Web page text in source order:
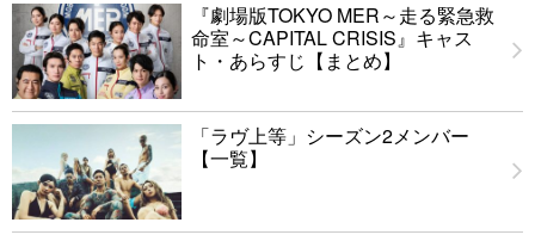
『劇場版TOKYO MER～走る緊急救
命室～CAPITAL CRISIS』キャス
ト・あらすじ【まとめ】
「ラヴ上等」シーズン2メンバー
【一覧】